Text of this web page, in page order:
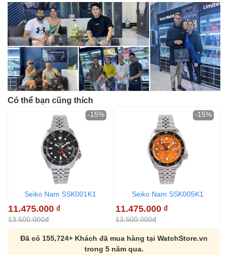
Có thể bạn cũng thích
Seiko Nam SSK001K1
11.475.000 ₫
13.500.000đ
-15%
Seiko Nam SSK005K1
11.475.000 ₫
13.500.000đ
-15%
Đã có 155,724+ Khách đã mua hàng tại WatchStore.vn
trong 5 năm qua.